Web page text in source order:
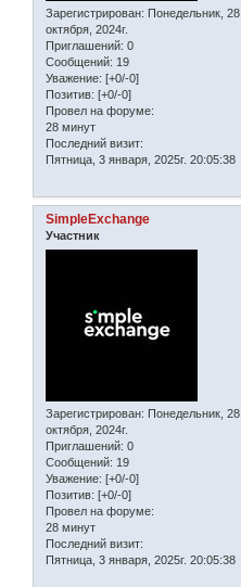
Зарегистрирован: Понедельник, 28
октября, 2024г.
Приглашений: 0
Сообщений: 19
Уважение: [+0/-0]
Позитив: [+0/-0]
Провел на форуме:
28 минут
Последний визит:
Пятница, 3 января, 2025г. 20:05:38
SimpleExchange
Участник
Зарегистрирован: Понедельник, 28
октября, 2024г.
Приглашений: 0
Сообщений: 19
Уважение: [+0/-0]
Позитив: [+0/-0]
Провел на форуме:
28 минут
Последний визит:
Пятница, 3 января, 2025г. 20:05:38